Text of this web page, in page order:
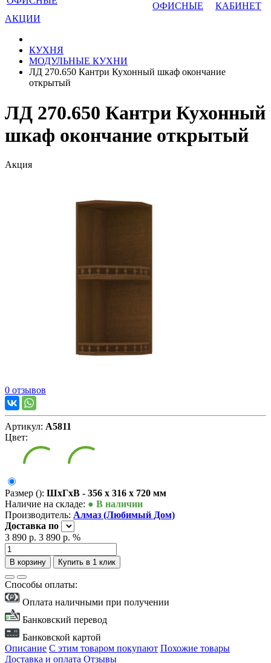
ОФИСНЫЕ
КАБИНЕТ
АКЦИИ
КУХНЯ
МОДУЛЬНЫЕ КУХНИ
ЛД 270.650 Кантри Кухонный шкаф окончание
открытый
ЛД 270.650 Кантри Кухонный
шкаф окончание открытый
Акция
0 отзывов
Артикул: А5811
Цвет:
Размер (): ШxГxВ - 356 x 316 x 720 мм
Наличие на складе: ● В наличии
Производитель: Алмаз (Любимый Дом)
Доставка по
3 890 р. 3 890 р. %
В корзину Купить в 1 клик
Способы оплаты:
Оплата наличными при получении
Банковский перевод
Банковской картой
Описание С этим товаром покупают Похожие товары
Доставка и оплата Отзывы